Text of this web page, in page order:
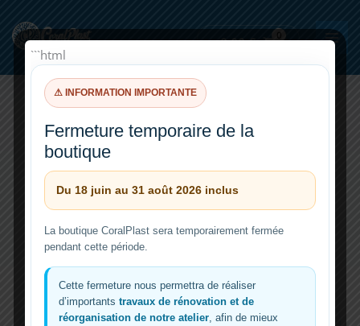
contenu
0,00€
h2o2
```html
⚠ INFORMATION IMPORTANTE
Fermeture temporaire de la
boutique
Du 18 juin au 31 août 2026 inclus
La boutique CoralPlast sera temporairement fermée
pendant cette période.
Cette fermeture nous permettra de réaliser
d’importants travaux de rénovation et de
réorganisation de notre atelier , afin de mieux